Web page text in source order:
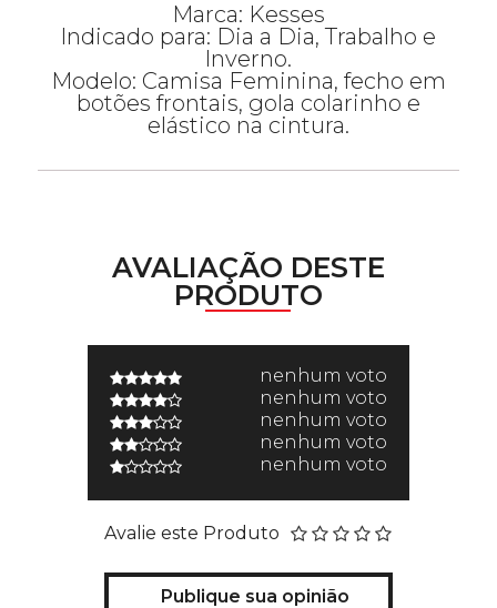
Marca: Kesses
Indicado para: Dia a Dia, Trabalho e
Inverno.
Modelo: Camisa Feminina, fecho em
botões frontais, gola colarinho e
elástico na cintura.
AVALIAÇÃO DESTE
PRODUTO
nenhum voto
nenhum voto
nenhum voto
nenhum voto
nenhum voto
Avalie este Produto
Publique sua opinião